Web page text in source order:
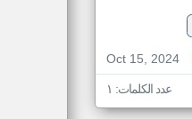
Oct 15, 2024
عدد الكلمات: ١